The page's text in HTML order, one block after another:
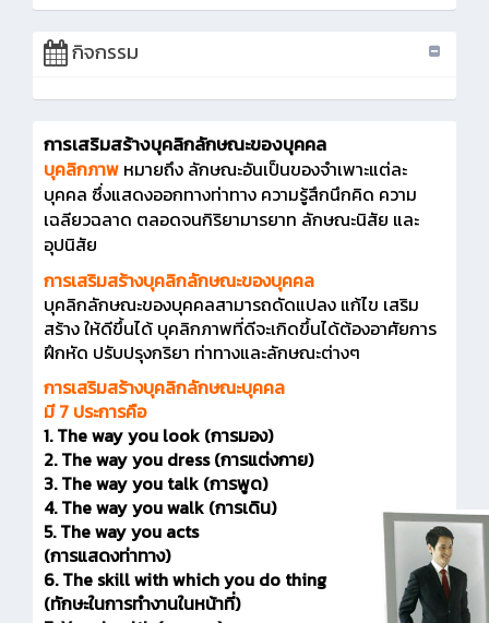
กิจกรรม
การเสริมสร้างบุคลิกลักษณะของบุคคล
บุคลิกภาพ หมายถึง ลักษณะอันเป็นของจำเพาะแต่ละ
บุคคล ซึ่งแสดงออกทางท่าทาง ความรู้สึกนึกคิด ความ
เฉลียวฉลาด ตลอดจนกิริยามารยาท ลักษณะนิสัย และ
อุปนิสัย
การเสริมสร้างบุคลิกลักษณะของบุคคล
บุคลิกลักษณะของบุคคลสามารถดัดแปลง แก้ไข เสริม
สร้าง ให้ดีขึ้นได้ บุคลิกภาพที่ดีจะเกิดขึ้นได้ต้องอาศัยการ
ฝึกหัด ปรับปรุงกริยา ท่าทางและลักษณะต่างๆ
การเสริมสร้างบุคลิกลักษณะบุคคล
มี 7 ประการคือ
1. The way you look (การมอง)
2. The way you dress (การแต่งกาย)
3. The way you talk (การพูด)
4. The way you walk (การเดิน)
5. The way you acts
(การแสดงท่าทาง)
6. The skill with which you do thing
(ทักษะในการทำงานในหน้าที่)